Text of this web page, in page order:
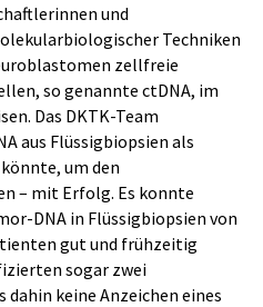
und
Techniken
zellfreie
so genannte ctDNA, im
Das DKTK-Team
aus Flüssigbiopsien als
um den
– mit Erfolg. Es konnte
DNA in Flüssigbiopsien von
gut und frühzeitig
sogar zwei
keine Anzeichen eines